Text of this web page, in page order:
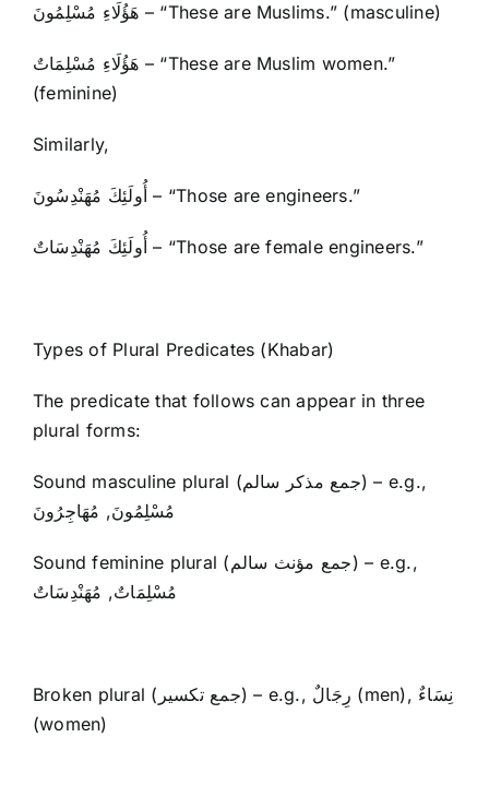
هَؤُلَاءِ مُسْلِمُونَ – “These are Muslims.” (masculine)
هَؤُلَاءِ مُسْلِمَاتٌ – “These are Muslim women.”
(feminine)
Similarly,
أُولَئِكَ مُهَنْدِسُونَ – “Those are engineers.”
أُولَئِكَ مُهَنْدِسَاتٌ – “Those are female engineers.”
Types of Plural Predicates (Khabar)
The predicate that follows can appear in three
plural forms:
Sound masculine plural (جمع مذكر سالم) – e.g.,
مُسْلِمُونَ, مُهَاجِرُونَ
Sound feminine plural (جمع مؤنث سالم) – e.g.,
مُسْلِمَاتٌ, مُهَنْدِسَاتٌ
Broken plural (جمع تكسير) – e.g., رِجَالٌ (men), نِسَاءٌ
(women)